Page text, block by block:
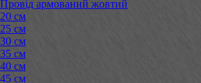
Провід армований жовтий
20 см
25 см
30 см
35 см
40 см
45 см